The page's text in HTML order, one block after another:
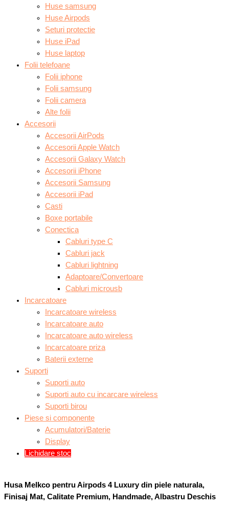
Huse samsung
Huse Airpods
Seturi protectie
Huse iPad
Huse laptop
Folii telefoane
Folii iphone
Folii samsung
Folii camera
Alte folii
Accesorii
Accesorii AirPods
Accesorii Apple Watch
Accesorii Galaxy Watch
Accesorii iPhone
Accesorii Samsung
Accesorii iPad
Casti
Boxe portabile
Conectica
Cabluri type C
Cabluri jack
Cabluri lightning
Adaptoare/Convertoare
Cabluri microusb
Incarcatoare
Incarcatoare wireless
Incarcatoare auto
Incarcatoare auto wireless
Incarcatoare priza
Baterii externe
Suporti
Suporti auto
Suporti auto cu incarcare wireless
Suporti birou
Piese si componente
Acumulatori/Baterie
Display
Lichidare stoc
Husa Melkco pentru Airpods 4 Luxury din piele naturala,
Finisaj Mat, Calitate Premium, Handmade, Albastru Deschis